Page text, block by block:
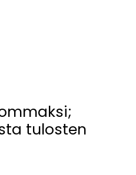
tulosten